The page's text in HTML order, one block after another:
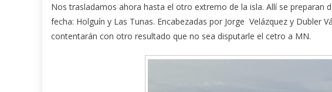
Nos trasladamos ahora hasta el otro extremo de la isla. Allí se preparan
fecha: Holguín y Las Tunas. Encabezadas por Jorge Velázquez y Dubler
contentarán con otro resultado que no sea disputarle el cetro a MN.